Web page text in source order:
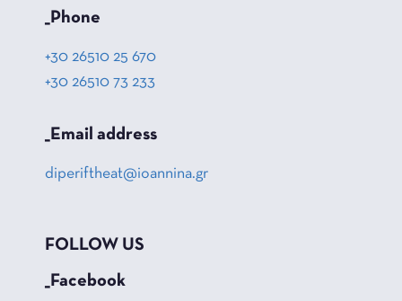
_Phone
+30 26510 25 670
+30 26510 73 233
_Email address
diperiftheat@ioannina.gr
FOLLOW US
_Facebook